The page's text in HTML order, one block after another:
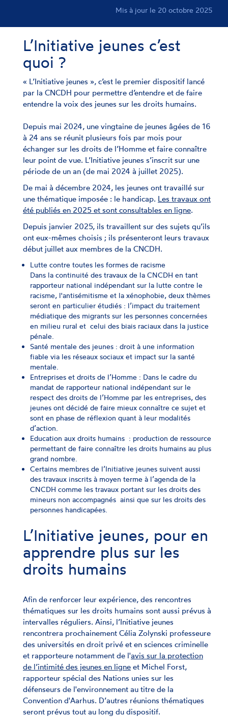
Mis à jour le 20 octobre 2025
L’Initiative jeunes c’est
quoi ?
« L’Initiative jeunes », c’est le premier dispositif lancé
par la CNCDH pour permettre d’entendre et de faire
entendre la voix des jeunes sur les droits humains.
Depuis mai 2024, une vingtaine de jeunes âgées de 16
à 24 ans se réunit plusieurs fois par mois pour
échanger sur les droits de l’Homme et faire connaître
leur point de vue. L’Initiative jeunes s’inscrit sur une
période de un an (de mai 2024 à juillet 2025).
De mai à décembre 2024, les jeunes ont travaillé sur
une thématique imposée : le handicap. Les travaux ont
été publiés en 2025 et sont consultables en ligne.
Depuis janvier 2025, ils travaillent sur des sujets qu’ils
ont eux-mêmes choisis ; ils présenteront leurs travaux
début juillet aux membres de la CNCDH.
Lutte contre toutes les formes de racisme
Dans la continuité des travaux de la CNCDH en tant
rapporteur national indépendant sur la lutte contre le
racisme, l'antisémitisme et la xénophobie, deux thèmes
seront en particulier étudiés : l’impact du traitement
médiatique des migrants sur les personnes concernées
en milieu rural et celui des biais raciaux dans la justice
pénale.
Santé mentale des jeunes : droit à une information
fiable via les réseaux sociaux et impact sur la santé
mentale.
Entreprises et droits de l’Homme : Dans le cadre du
mandat de rapporteur national indépendant sur le
respect des droits de l’Homme par les entreprises, des
jeunes ont décidé de faire mieux connaître ce sujet et
sont en phase de réflexion quant à leur modalités
d’action.
Education aux droits humains : production de ressource
permettant de faire connaître les droits humains au plus
grand nombre.
Certains membres de l’Initiative jeunes suivent aussi
des travaux inscrits à moyen terme à l’agenda de la
CNCDH comme les travaux portant sur les droits des
mineurs non accompagnés ainsi que sur les droits des
personnes handicapées.
L’Initiative jeunes, pour en
apprendre plus sur les
droits humains
Afin de renforcer leur expérience, des rencontres
thématiques sur les droits humains sont aussi prévus à
intervalles réguliers. Ainsi, l’Initiative jeunes
rencontrera prochainement Célia Zolynski professeure
des universités en droit privé et en sciences criminelle
et rapporteure notamment de l'avis sur la protection
de l’intimité des jeunes en ligne et Michel Forst,
rapporteur spécial des Nations unies sur les
défenseurs de l'environnement au titre de la
Convention d'Aarhus. D’autres réunions thématiques
seront prévus tout au long du dispositif.